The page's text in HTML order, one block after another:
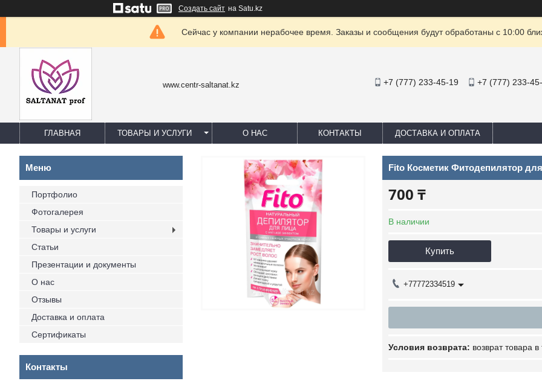
Создать сайт на Satu.kz
Сейчас у компании нерабочее время. Заказы и сообщения будут обработаны с 10:00
www.centr-saltanat.kz +7 (777) 233-45-19 +7 (777) 233-
ГЛАВНАЯ ТОВАРЫ И УСЛУГИ О НАС КОНТАКТЫ ДОСТАВКА И ОПЛАТА
Fito Косметик Фитодепилятор
700 ₸
В наличии
Купить
+77772334519
возврат товара
Портфолио
Фотогалерея
Товары и услуги
Статьи
Презентации и документы
О нас
Отзывы
Доставка и оплата
Сертификаты
Контакты